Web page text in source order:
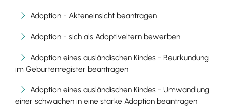
Adoption - Akteneinsicht beantragen
Adoption - sich als Adoptiveltern bewerben
Adoption eines ausländischen Kindes - Beurkundung
im Geburtenregister beantragen
Adoption eines ausländischen Kindes - Umwandlung
einer schwachen in eine starke Adoption beantragen